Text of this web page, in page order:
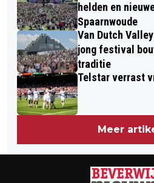
helden en
Spaarnwoude
Van Dutch
jong festival
traditie
Telstar verrast
Meer